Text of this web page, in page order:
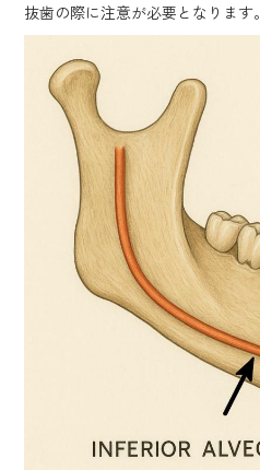
抜歯の際に注意が必要となります。